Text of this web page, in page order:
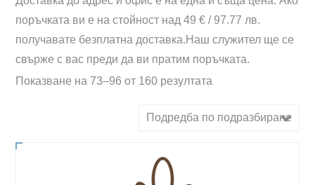
поръчката ви е на стойност над 49 € / 97.77 лв.
получавате безплатна доставка.Наш служител ще се
свърже с вас преди да ви пратим поръчката.
Показване на 73–96 от 160 резултата
Подредба по подразбиране